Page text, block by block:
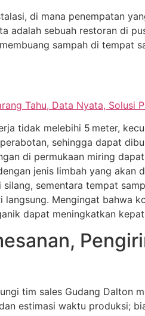
di mana penempatan
adalah sebuah restoran di
sampah di tempat
Tahu, Data Nyata, Solusi
tidak melebihi 5 meter,
sehingga dapat
di permukaan miring
jenis limbah yang
sementara tempat
langsung. Mengingat
dapat meningkatkan
tim sales Gudang Dalton
estimasi waktu produksi;